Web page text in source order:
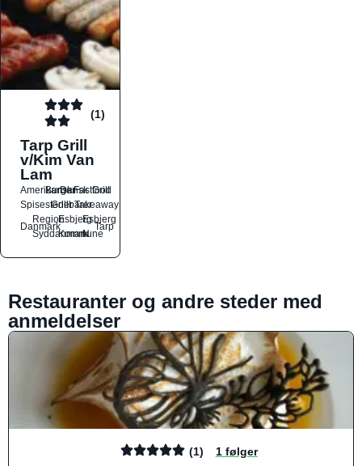
(1)
Tarp Grill
v/Kim Van
Lam
Amerikansk
BurgerDanskFastfood
Grill
SpisestederGrillbarerTakeaway
Danmark
Region
Syddanmark
Esbjerg
Kommune
Esbjerg
N
Tarp
Restauranter og andre steder med
anmeldelser
(1) 1 følger